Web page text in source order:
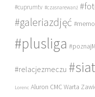
#cuprumtv #czasnarewanż
#galeriazdjęć
#plusliga
#relacjezmeczu
Lorenc Aluron CMC Warta